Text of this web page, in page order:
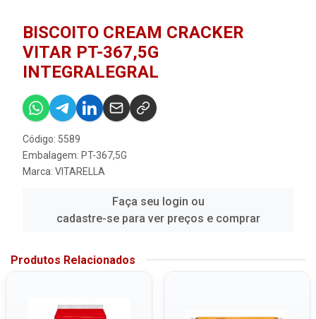
BISCOITO CREAM CRACKER
VITAR PT-367,5G
INTEGRALEGRAL
Código: 5589
Embalagem: PT-367,5G
Marca: VITARELLA
Faça seu login ou
cadastre-se para ver preços e comprar
Produtos Relacionados